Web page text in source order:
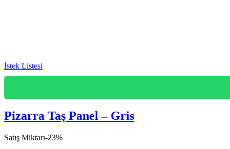
İstek Listesi
Pizarra Taş Panel – Gris
Satış Miktarı-23%